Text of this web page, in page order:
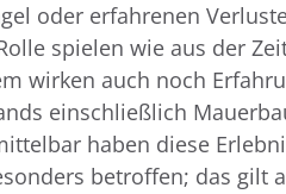
oder erfahrenen
spielen wie aus der
wirken auch noch
einschließlich
haben diese
betroffen; das gilt